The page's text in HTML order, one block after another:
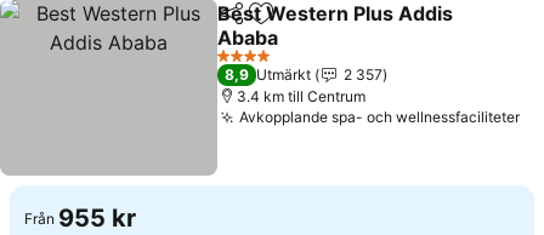
Dela Lägg till i Mina Favoriter
Best Western Plus Addis
Ababa
4 Stjärnor
8,9 Utmärkt
2 357
3.4 km till Centrum
Avkopplande spa- och wellnessfaciliteter
Från 955 kr